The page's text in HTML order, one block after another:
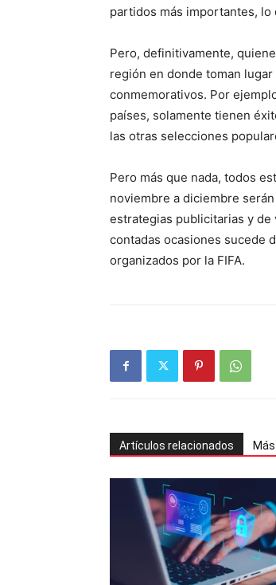
partidos más importantes,
Pero, definitivamente,
región en donde toman
conmemorativos. Por
países, solamente tienen
las otras selecciones
Pero más que nada, todos
noviembre a diciembre
estrategias publicitarias y
contadas ocasiones sucede
organizados por la FIFA.
Artículos relacionados